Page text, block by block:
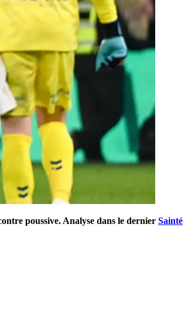
poussive. Analyse dans le dernier Sainté